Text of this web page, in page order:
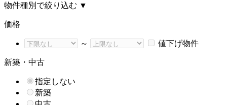
物件種別で絞り込む ▼
価格
～ 値下げ物件
新築・中古
指定しない
新築